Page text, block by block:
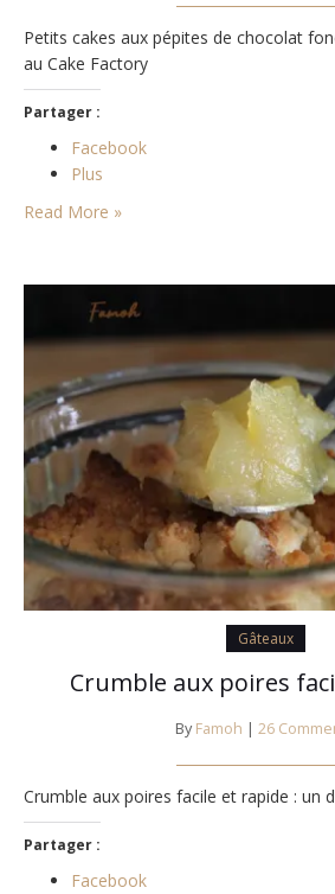
Petits cakes aux pépites de chocolat
au Cake Factory
Partager :
Facebook
Plus
Read More »
Gâteaux
Crumble aux poires
By Famoh | 26
Crumble aux poires facile et rapide : un
Partager :
Facebook